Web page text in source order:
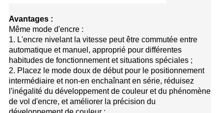
Avantages :
Même mode d'encre :
1. L'encre nivelant la vitesse peut être commutée entre
automatique et manuel, approprié pour différentes
habitudes de fonctionnement et situations spéciales ;
2. Placez le mode doux de début pour le positionnement
intermédiaire et non-en enchaînant en série, réduisez
l'inégalité du développement de couleur et du phénomène
de vol d'encre, et améliorer la précision du